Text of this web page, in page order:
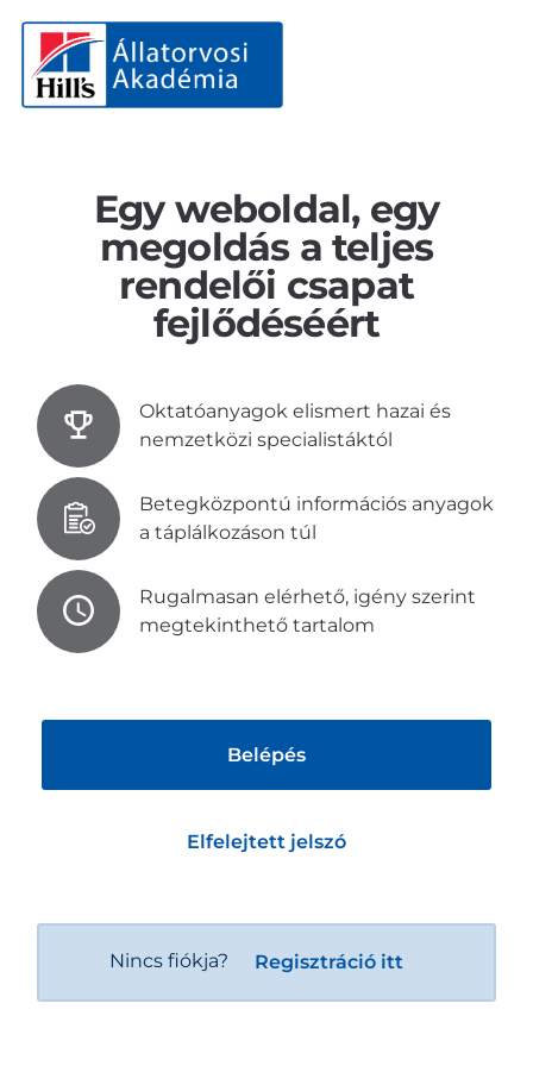
Egy weboldal, egy
megoldás a teljes
rendelői csapat
fejlődéséért
Oktatóanyagok elismert hazai és
nemzetközi specialistáktól
Betegközpontú információs anyagok
a táplálkozáson túl
Rugalmasan elérhető, igény szerint
megtekinthető tartalom
Belépés
Elfelejtett jelszó
Nincs fiókja? Regisztráció itt